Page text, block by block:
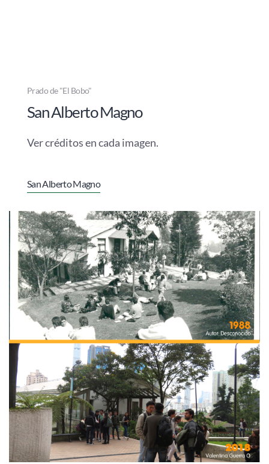
Prado de "El Bobo"
San Alberto Magno
Ver créditos en cada imagen.
San Alberto Magno